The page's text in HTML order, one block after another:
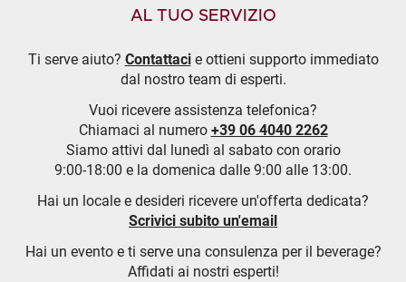
AL TUO SERVIZIO
Ti serve aiuto? Contattacie ottieni supporto immediato
dal nostro team di esperti.
Vuoi ricevere assistenza telefonica?
Chiamaci al numero +39 06 4040 2262
Siamo attivi dal lunedì al sabato con orario
9:00-18:00 e la domenica dalle 9:00 alle 13:00.
Hai un locale e desideri ricevere un'offerta dedicata?
Scrivici subito un'email
Hai un evento e ti serve una consulenza per il beverage?
Affidati ai nostri esperti!